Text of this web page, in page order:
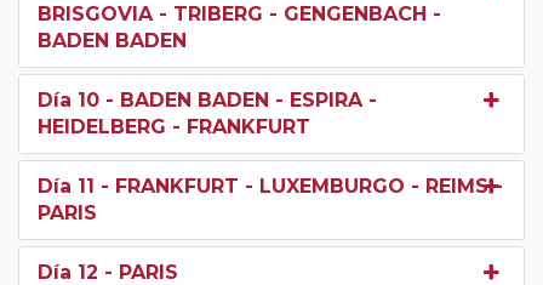
BRISGOVIA - TRIBERG - GENGENBACH -
BADEN BADEN
Día 10 - BADEN BADEN - ESPIRA -
HEIDELBERG - FRANKFURT
Día 11 - FRANKFURT - LUXEMBURGO - REIMS -
PARIS
Día 12 - PARIS